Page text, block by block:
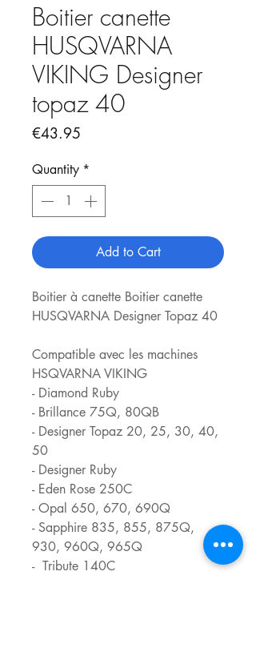
Boitier canette
HUSQVARNA
VIKING Designer
topaz 40
€43.95
Quantity *
Add to Cart
Boitier à canette Boitier canette
HUSQVARNA Designer Topaz 40
Compatible avec les machines
HSQVARNA VIKING
- Diamond Ruby
- Brillance 75Q, 80QB
- Designer Topaz 20, 25, 30, 40,
50
- Designer Ruby
- Eden Rose 250C
- Opal 650, 670, 690Q
- Sapphire 835, 855, 875Q,
930, 960Q, 965Q
- Tribute 140C